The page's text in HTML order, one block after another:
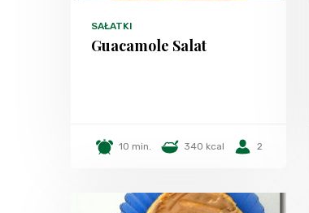
SAŁATKI
Guacamole Salat
10 min. 340 kcal 2